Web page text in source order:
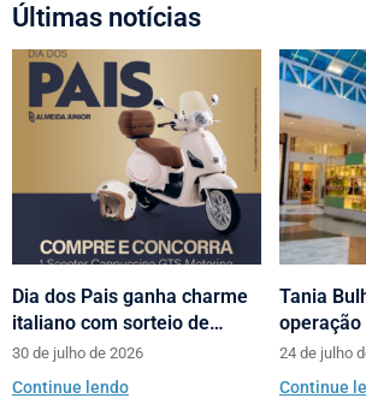
Últimas notícias
Dia dos Pais ganha charme
italiano com sorteio de
scooters Motorino pela
Almeida Junior
30 de julho de 2026
Continue lendo
Tania
operação
com loja
Shopping
24 de julho
Continue